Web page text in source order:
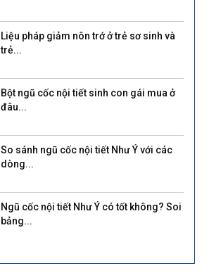
Liệu pháp giảm nôn trớ ở trẻ sơ sinh và
trẻ...
Bột ngũ cốc nội tiết sinh con gái mua ở
đâu...
So sánh ngũ cốc nội tiết Như Ý với các
dòng...
Ngũ cốc nội tiết Như Ý có tốt không? Soi
bảng...